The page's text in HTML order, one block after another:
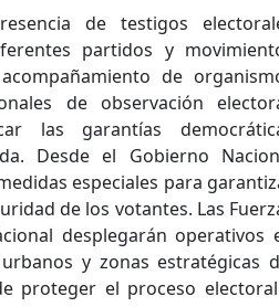
de testigos
partidos y
de
de observación
las garantías
Desde el Gobierno
especiales para
de los votantes. Las
desplegarán operativos
y zonas estratégicas
proteger el proceso